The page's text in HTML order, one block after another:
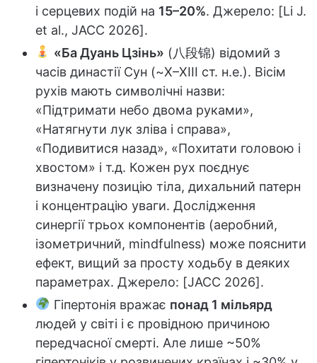
і серцевих подій на 15–20%. Джерело: [Li J.
et al., JACC 2026].
«Ба Дуань Цзінь» (八段锦) відомий з
часів династії Сун (~X–XIII ст. н.е.). Вісім
рухів мають символічні назви:
«Підтримати небо двома руками»,
«Натягнути лук зліва і справа»,
«Подивитися назад», «Похитати головою і
хвостом» і т.д. Кожен рух поєднує
визначену позицію тіла, дихальний патерн
і концентрацію уваги. Дослідження
синергії трьох компонентів (аеробний,
ізометричний, mindfulness) може пояснити
ефект, вищий за просту ходьбу в деяких
параметрах. Джерело: [JACC 2026].
Гіпертонія вражає понад 1 мільярд
людей у світі і є провідною причиною
передчасної смерті. Але лише ~50%